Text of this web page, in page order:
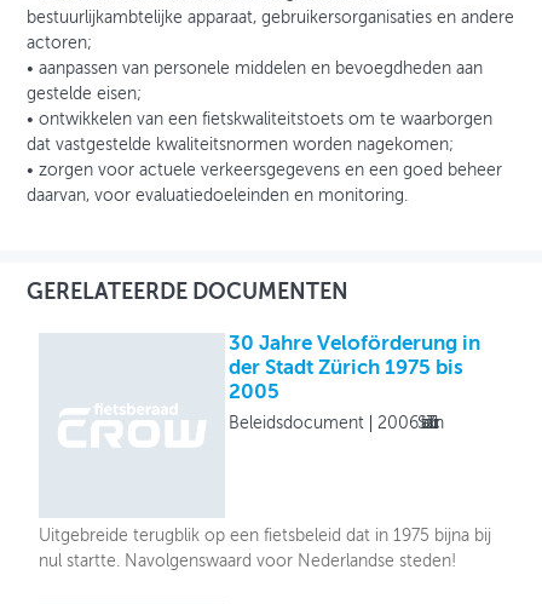
bestuurlijkambtelijke apparaat, gebruikersorganisaties en andere
actoren;
• aanpassen van personele middelen en bevoegdheden aan
gestelde eisen;
• ontwikkelen van een fietskwaliteitstoets om te waarborgen
dat vastgestelde kwaliteitsnormen worden nagekomen;
• zorgen voor actuele verkeersgegevens en een goed beheer
daarvan, voor evaluatiedoeleinden en monitoring.
GERELATEERDE DOCUMENTEN
30 Jahre Veloförderung in
der Stadt Zürich 1975 bis
2005
Beleidsdocument 2006Stadt Zürich
Uitgebreide terugblik op een fietsbeleid dat in 1975 bijna bij
nul startte. Navolgenswaard voor Nederlandse steden!